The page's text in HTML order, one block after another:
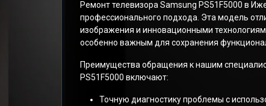
Ремонт телевизора Samsung PS51F5000 в
профессионального подхода. Эта модель
изображения и инновационными
особенно важным для сохранения
Преимущества обращения к нашим
PS51F5000 включают:
Точную диагностику проблемы с